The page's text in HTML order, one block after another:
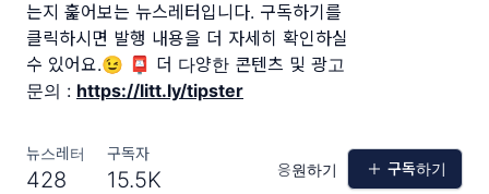
는지 훑어보는 뉴스레터입니다. 구독하기를
클릭하시면 발행 내용을 더 자세히 확인하실
수 있어요.😉 📮 더 다양한 콘텐츠 및 광고
문의 : https://litt.ly/tipster
뉴스레터
428
구독자
15.5K 응원하기 구독하기